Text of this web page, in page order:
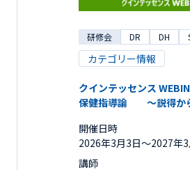
研修会 DR DH
カテゴリー情報
クインテッセンス
保健指導論 ～説得か
開催日時
2026年3月3日〜2027
講師